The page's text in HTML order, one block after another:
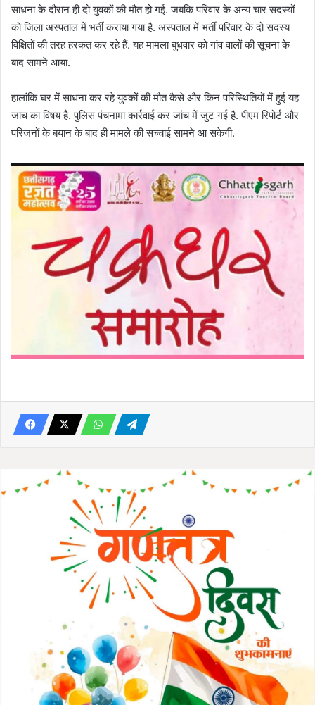
साधना के दौरान ही दो युवकों की मौत हो गई. जबकि परिवार के अन्य चार सदस्यों
को जिला अस्पताल में भर्ती कराया गया है. अस्पताल में भर्ती परिवार के दो सदस्य
विक्षितों की तरह हरकत कर रहे हैं. यह मामला बुधवार को गांव वालों की सूचना के
बाद सामने आया.
हालांकि घर में साधना कर रहे युवकों की मौत कैसे और किन परिस्थितियों में हुई यह
जांच का विषय है. पुलिस पंचनामा कार्रवाई कर जांच में जुट गई है. पीएम रिपोर्ट और
परिजनों के बयान के बाद ही मामले की सच्चाई सामने आ सकेगी.